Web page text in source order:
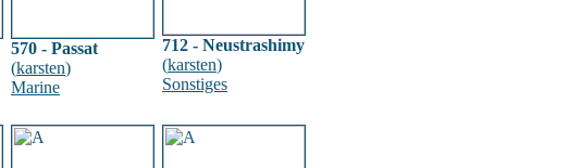
570 - Passat
(karsten)
Marine
712 - Neustrashimy
(karsten)
Sonstiges